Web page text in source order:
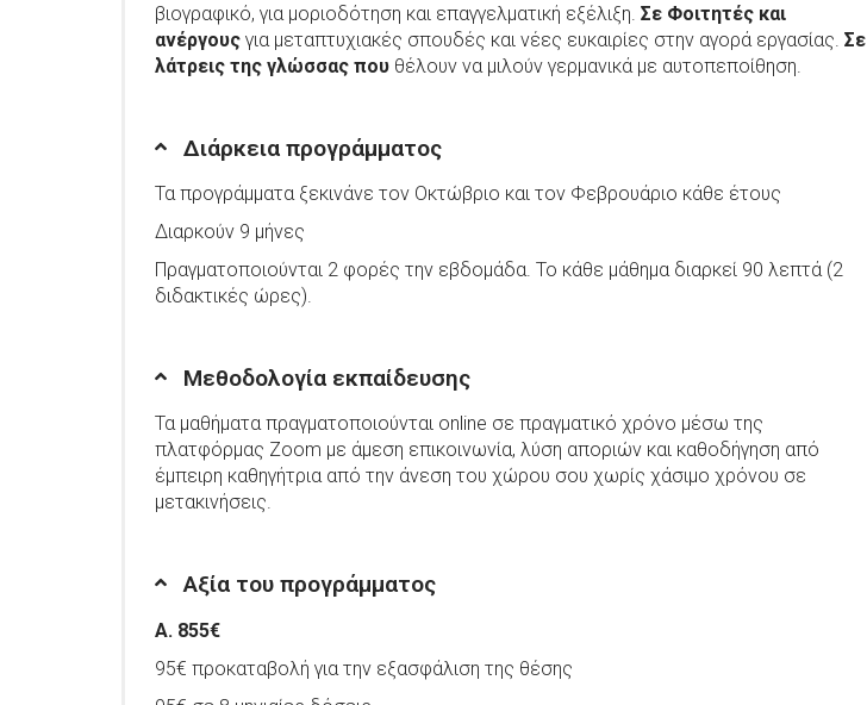
βιογραφικό, για μοριοδότηση και επαγγελματική εξέλιξη. Σε Φοιτητές και
ανέργους για μεταπτυχιακές σπουδές και νέες ευκαιρίες στην αγορά εργασίας.Σε
λάτρεις της γλώσσας που θέλουν να μιλούν γερμανικά με αυτοπεποίθηση.
Διάρκεια προγράμματος
Τα προγράμματα ξεκινάνε τον Οκτώβριο και τον Φεβρουάριο κάθε έτους
Διαρκούν 9 μήνες
Πραγματοποιούνται 2 φορές την εβδομάδα. Το κάθε μάθημα διαρκεί 90 λεπτά (2
διδακτικές ώρες).
Μεθοδολογία εκπαίδευσης
Τα μαθήματα πραγματοποιούνται online σε πραγματικό χρόνο μέσω της
πλατφόρμας Zoom με άμεση επικοινωνία, λύση αποριών και καθοδήγηση από
έμπειρη καθηγήτρια από την άνεση του χώρου σου χωρίς χάσιμο χρόνου σε
μετακινήσεις.
Αξία του προγράμματος
Α. 855€
95€ προκαταβολή για την εξασφάλιση της θέσης